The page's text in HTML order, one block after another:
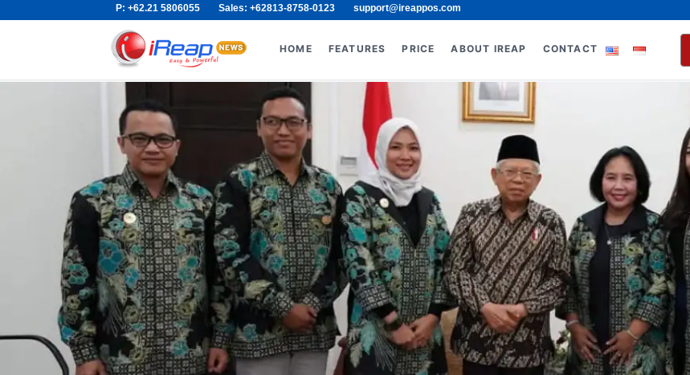
P: +62.21 5806055 Sales: +62813-8758-0123 support@ireappos.com
Search
HOME FEATURES PRICE ABOUT IREAP CONTACT